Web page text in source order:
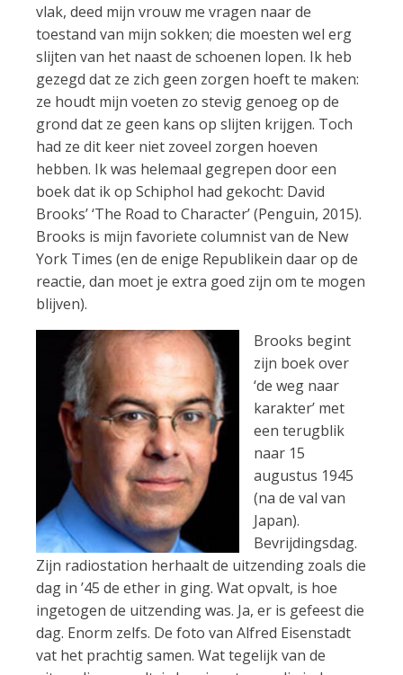
vlak, deed mijn vrouw me vragen naar de
toestand van mijn sokken; die moesten wel erg
slijten van het naast de schoenen lopen. Ik heb
gezegd dat ze zich geen zorgen hoeft te maken:
ze houdt mijn voeten zo stevig genoeg op de
grond dat ze geen kans op slijten krijgen. Toch
had ze dit keer niet zoveel zorgen hoeven
hebben. Ik was helemaal gegrepen door een
boek dat ik op Schiphol had gekocht: David
Brooks’ ‘The Road to Character’ (Penguin, 2015).
Brooks is mijn favoriete columnist van de New
York Times (en de enige Republikein daar op de
reactie, dan moet je extra goed zijn om te mogen
blijven).
Brooks begint
zijn boek over
‘de weg naar
karakter’ met
een terugblik
naar 15
augustus 1945
(na de val van
Japan).
Bevrijdingsdag.
Zijn radiostation herhaalt de uitzending zoals die
dag in ’45 de ether in ging. Wat opvalt, is hoe
ingetogen de uitzending was. Ja, er is gefeest die
dag. Enorm zelfs. De foto van Alfred Eisenstadt
vat het prachtig samen. Wat tegelijk van de